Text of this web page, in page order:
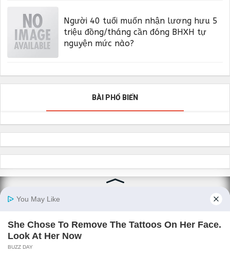
Người 40 tuổi muốn nhận lương hưu 5
triệu đồng/tháng cần đóng BHXH tự
nguyện mức nào?
BÀI PHỔ BIẾN
About
để học tập và tiến hóa tâm linh. Tôi hy vọng trang blog của tôi sẽ
giúp ích cho bạn và giúp bạn có được nơi chia sẻ cảm nhận và trải
nghiệm kỳ lạ, thế giới tâm linh giữa thời kỳ chuyển mình của hành